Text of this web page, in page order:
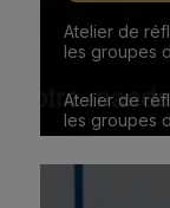
Atelier de
les groupes
Atelier de
les groupes